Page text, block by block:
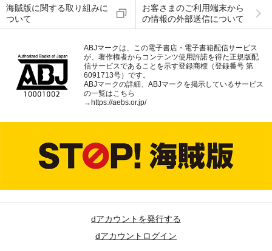
海賊版に関する取り組みに
ついて
お客さまのご利用端末から
の情報の外部送信について
ABJマークは、この電子書店・電子書籍配信サービス
が、著作権者からコンテンツ使用許諾を得た正規版配
信サービスであることを示す登録商標（登録番号 第
6091713号）です。
ABJマークの詳細、ABJマークを掲示しているサービス
の一覧はこちら
→ https://aebs.or.jp/
dアカウントを発行する
dアカウントログイン